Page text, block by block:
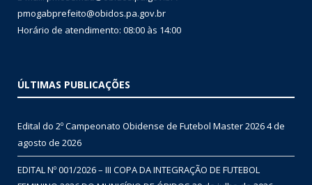
pmogabprefeito@obidos.pa.gov.br
Horário de atendimento: 08:00 às 14:00
ÚLTIMAS PUBLICAÇÕES
Edital do 2º Campeonato Obidense de Futebol Master 20264 de
agosto de 2026
EDITAL Nº 001/2026 – III COPA DA INTEGRAÇÃO DE FUTEBOL